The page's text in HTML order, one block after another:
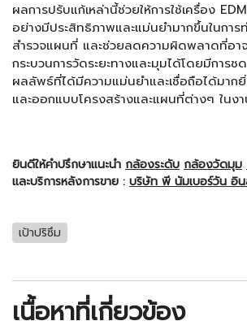
ผลการปรับแก้เหล่านี้ช่วยให้การใช้เครื่อง
อย่างมีประสิทธิภาพและแม่นยำมากขึ้นในการ
สำรวจแผนที่ และช่วยลดความผิดพลาดที่อา
กระบวนการวัดระยะทางและมุมได้โดยมีการช
ผลลัพธ์ที่ได้มีความแม่นยำและเชื่อถือได้มากยิ่
และออกแบบโครงสร้างและแผนที่ต่างๆ ในง
ยินดีให้คำปรึกษาแนะนำ กล้องระดับ กล้องวัดมุม
และบริการหลังการขาย : บริษัท พี นัมเบอร์วัน อิ
เป้าปริซึม
เนื้อหาที่เกี่ยวข้อง